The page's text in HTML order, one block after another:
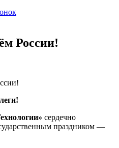
России!
сердечно
праздником —